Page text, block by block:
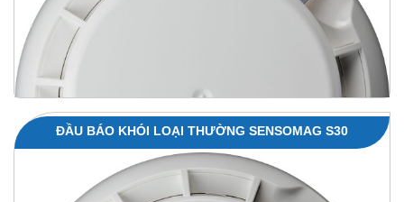
ĐẦU BÁO KHÓI LOẠI THƯỜNG SENSOMAG S30